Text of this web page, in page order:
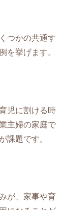
つかの共通す
を挙げます。
児に割ける時
主婦の家庭で
課題です。
が、家事や育